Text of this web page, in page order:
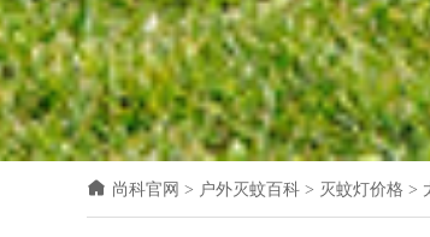
尚科官网 > 户外灭蚊百科 > 灭蚊灯价格 >